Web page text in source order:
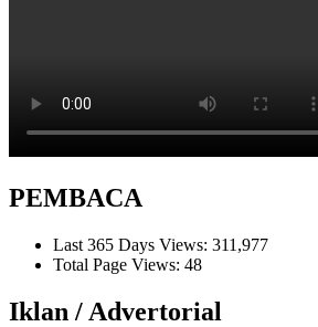
PEMBACA
Last 365 Days Views: 311,977
Total Page Views: 48
Iklan / Advertorial